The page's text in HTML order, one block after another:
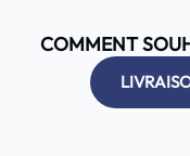
COMMENT